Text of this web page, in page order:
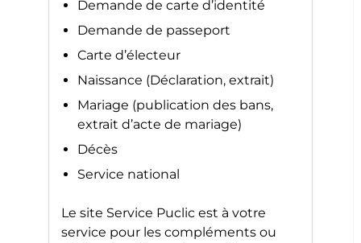
Demande de carte d’identité
Demande de passeport
Carte d’électeur
Naissance (Déclaration, extrait)
Mariage (publication des bans,
extrait d’acte de mariage)
Décès
Service national
Le site Service Puclic est à votre
service pour les compléments ou